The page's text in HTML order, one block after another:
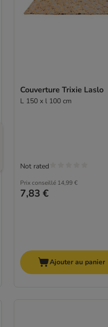
Couverture Trixie Laslo
L 150 x l 100 cm
Prix conseillé 14,99 €
7,83 €
Not rated
Ajouter au panier